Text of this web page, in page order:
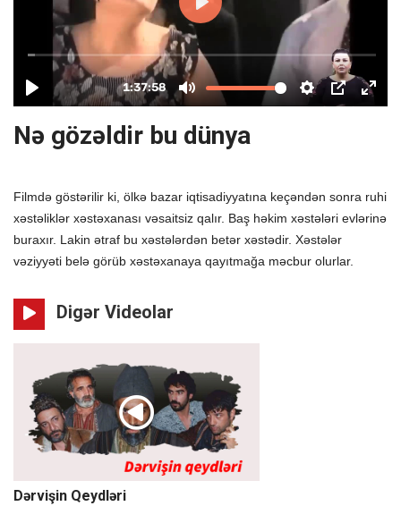
Nə gözəldir bu dünya
Filmdə göstərilir ki, ölkə bazar iqtisadiyyatına keçəndən sonra ruhi
xəstəliklər xəstəxanası vəsaitsiz qalır. Baş həkim xəstələri evlərinə
buraxır. Lakin ətraf bu xəstələrdən betər xəstədir. Xəstələr
vəziyyəti belə görüb xəstəxanaya qayıtmağa məcbur olurlar.
Digər Videolar
01:40:48
Dərvişin Qeydləri